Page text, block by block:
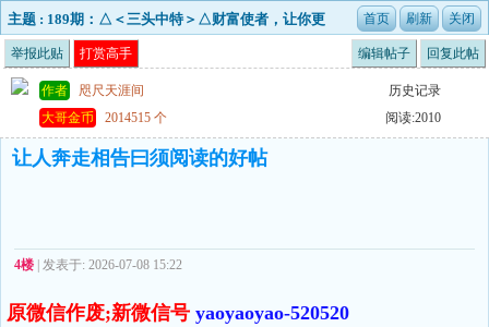
主题 : 189期：△＜三头中特＞△财富使者，让你更
好的去创造财富！
举报此贴 打赏高手 编辑帖子 回复此帖
作者 咫尺天涯间
历史记录
大哥金币
2014515 个 阅读:2010
让人奔走相告曰须阅读的好帖
4楼 | 发表于: 2026-07-08 15:22
原微信作废;新微信号 yaoyaoyao-520520